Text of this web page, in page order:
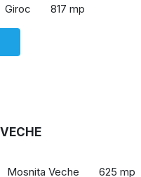
Giroc 817 mp
Mosnita Veche 625 mp